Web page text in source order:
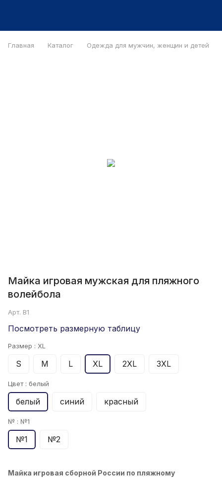
Главная Каталог Одежда для мужчин, женщин и детей
Майка игровая мужская для пляжного
волейбола
Арт. B1
Посмотреть размерную таблицу
Размер : XL
S M L XL 2XL 3XL
Цвет : белый
белый синий красный
№ : №1
№1 №2
Майка игровая сборной России по пляжному